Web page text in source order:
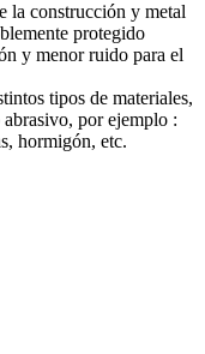
la construcción y metal
protegido
y menor ruido para el
tipos de materiales,
por ejemplo :
hormigón, etc.